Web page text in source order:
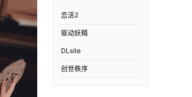
恋活2
驱动妖精
DLsite
创世秩序